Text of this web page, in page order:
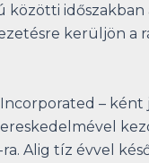
kerüljön
–
Alig tíz évvel